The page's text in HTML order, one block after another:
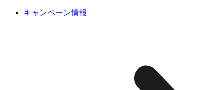
キャンペーン情報